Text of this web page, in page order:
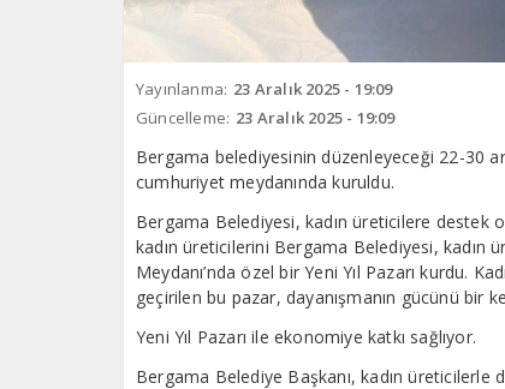
Yayınlanma: 23 Aralık 2025 - 19:09
Güncelleme: 23 Aralık 2025 - 19:09
Bergama belediyesinin düzenleyeceği 22-30
cumhuriyet meydanında kuruldu.
Bergama Belediyesi, kadın üreticilere destek
kadın üreticilerini Bergama Belediyesi, kadın
Meydanı’nda özel bir Yeni Yıl Pazarı kurdu.
geçirilen bu pazar, dayanışmanın gücünü bir
Yeni Yıl Pazarı ile ekonomiye katkı sağlıyor.
Bergama Belediye Başkanı, kadın üreticilerle